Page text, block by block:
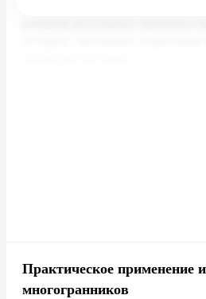
Практическое применение
многогранников